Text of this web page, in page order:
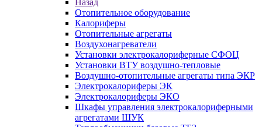
Назад
Отопительное оборудование
Калориферы
Отопительные агрегаты
Воздухонагреватели
Установки электрокалориферные СФОЦ
Установки ВТУ воздушно-тепловые
Воздушно-отопительные агрегаты типа ЭКР
Электрокалориферы ЭК
Электрокалориферы ЭКО
Шкафы управления электрокалориферными
агрегатами ШУК